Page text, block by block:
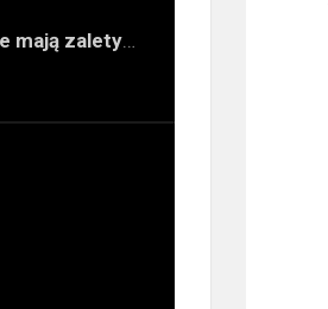
Podłogi winylowe – jakie mają zalety w porównaniu z drewnianymi